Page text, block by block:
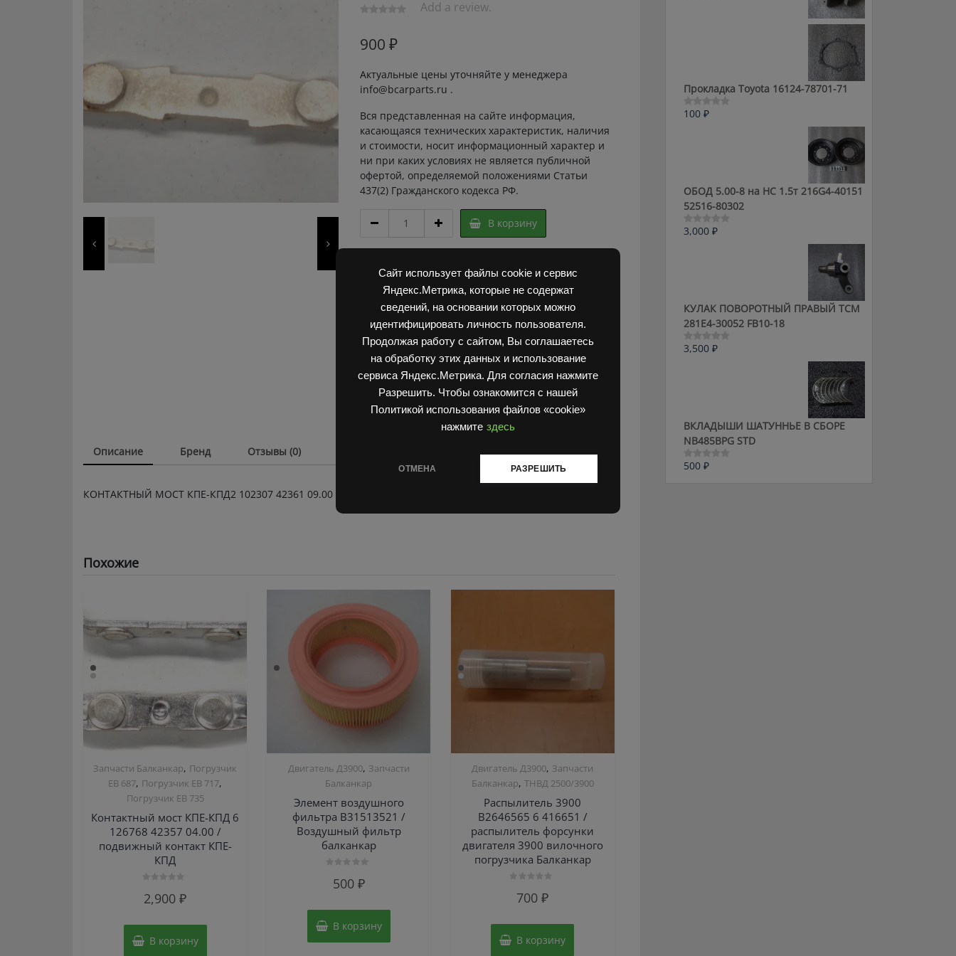
Сайт использует файлы cookie и сервис
Яндекс.Метрика, которые не содержат
сведений, на основании которых можно
идентифицировать личность пользователя.
Продолжая работу с сайтом, Вы соглашаетесь
на обработку этих данных и использование
сервиса Яндекс.Метрика. Для согласия нажмите
Разрешить. Чтобы ознакомится с нашей
Политикой использования файлов «cookie»
нажмите здесь
ОТМЕНА РАЗРЕШИТЬ
Add a review.
900 ₽
Актуальные цены уточняйте у менеджера
info@bcarparts.ru .
Вся представленная на сайте информация,
касающаяся технических характеристик, наличия
и стоимости, носит информационный характер и
ни при каких условиях не является публичной
офертой, определяемой положениями Статьи
437(2) Гражданского кодекса РФ.
МОСТ
КПЕ-
102307
42361
09.00
quantity
В корзину
Категории:Запчасти Балканкар,Запчасти ЕП 001 /
ЕП 006 / ЕП 011 / ЕС 301
Описание Бренд Отзывы (0)
КОНТАКТНЫЙ МОСТ КПЕ-КПД2 102307 42361 09.00
Похожие
Запчасти Балканкар, Погрузчик
ЕВ 687, Погрузчик ЕВ 717,
Погрузчик ЕВ 735
Контактный мост КПЕ-КПД 6
126768 42357 04.00 /
подвижный контакт КПЕ-
КПД
02,900 ₽
В корзину
Двигатель Д3900, Запчасти
Балканкар
Элемент воздушного
фильтра В31513521 /
Воздушный фильтр
балканкар
500 ₽
В корзину
Двигатель Д3900, Запчасти
Балканкар, ТНВД 2500/3900
Распылитель 3900
B2646565 6 416651 /
распылитель форсунки
двигателя 3900 вилочного
погрузчика Балканкар
700₽
В корзину
Прокладка Toyota 16124-78701-71
Оценка
100 ₽
ОБОД 5.00-8 на HC 1.5т 216G4-40151
52516-80302
Оценка
3,000 ₽
КУЛАК ПОВОРОТНЫЙ ПРАВЫЙ ТСМ
281E4-30052 FB10-18
Оценка
3,500 ₽
ВКЛАДЫШИ ШАТУННЬЕ В СБОРЕ
NB485BPG STD
Оценка
500 ₽